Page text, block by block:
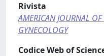
Rivista
AMERICAN JOURNAL
GYNECOLOGY
Codice Web of